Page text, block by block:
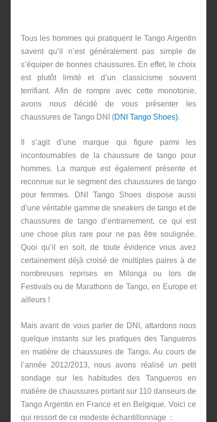
Tous les hommes qui pratiquent le Tango Argentin
savent qu’il n’est généralement pas simple de
s’équiper de bonnes chaussures. En effet, le choix
est plutôt limité et d’un classicisme souvent
terrifiant. Afin de rompre avec cette monotonie,
avons nous décidé de vous présenter les
chaussures de Tango DNI (DNI Tango Shoes).
Il s’agit d’une marque qui figure parmi les
incontournables de la chaussure de tango pour
hommes. La marque est également présente et
reconnue sur le segment des chaussures de tango
pour femmes. DNI Tango Shoes dispose aussi
d’une véritable gamme de sneakers de tango et de
chaussures de tango d’entrainement, ce qui est
une chose plus rare pour ne pas être soulignée.
Quoi qu’il en soit, de toute évidence vous avez
certainement déjà croisé de multiples paires à de
nombreuses reprises en Milonga ou lors de
Festivals ou de Marathons de Tango, en Europe et
ailleurs !
Mais avant de vous parler de DNI, attardons nous
quelque instants sur les pratiques des Tangueros
en matière de chaussures de Tango. Au cours de
l’année 2012/2013, nous avons réalisé un petit
sondage sur les habitudes des Tangueros en
matière de chaussures portant sur 110 danseurs de
Tango Argentin en France et en Belgique. Voici ce
qui ressort de ce modeste échantillonnage :